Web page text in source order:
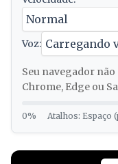
Voz:
Seu navegador
Chrome, Edge ou
0% Atalhos: Espaço